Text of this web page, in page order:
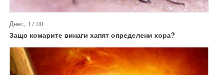
Днес, 17:00
Защо комарите винаги хапят определени хора?